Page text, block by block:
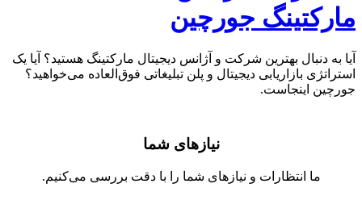
مارکتینگ جورچین
آیا به دنبال بهترین شرکت و آژانس دیجیتال مارکتینگ هستید؟ آیا یک
استراتژی بازاریابی دیجیتال و پلن تبلیغاتی فوق‌العاده می‌خواهید؟
جورچین اینجاست.
نیاز‌های شما
ما انتظارات و نیازهای شما را با دقت بررسی می‌کنیم.